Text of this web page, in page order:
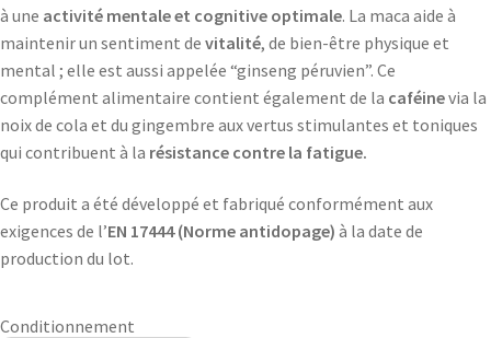
à une activité mentale et cognitive optimale. La maca aide à
maintenir un sentiment de vitalité, de bien-être physique et
mental ; elle est aussi appelée “ginseng péruvien”. Ce
complément alimentaire contient également de la caféinevia la
noix de cola et du gingembre aux vertus stimulantes et toniques
qui contribuent à la résistance contre la fatigue.
Ce produit a été développé et fabriqué conformément aux
exigences de l’EN 17444 (Norme antidopage) à la date de
production du lot.
Conditionnement